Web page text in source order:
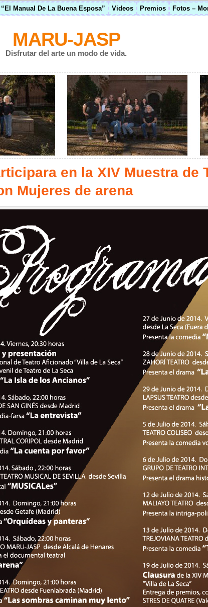
Manual De La Buena Esposa” Videos Premios Fotos –
MARU-JASP
Disfrutar del arte un modo de vida.
en la XIV Muestra de
Mujeres de arena